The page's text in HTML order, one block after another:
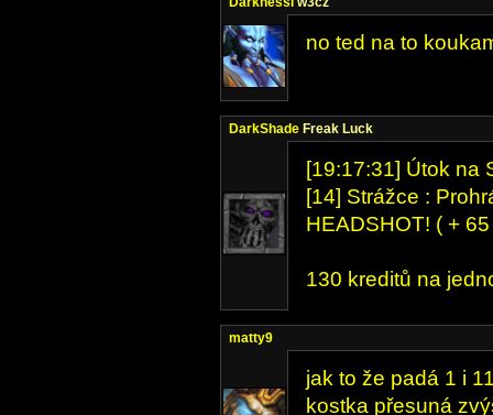
no ted na to
DarkShade Freak Luck
[19:17:31] Útok na
[14] Strážce :
HEADSHOT! ( +
130 kreditů na
matty9
jak to že padá 1 i
kostka přesuná